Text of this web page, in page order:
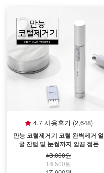
4.7 사용후기 (2,648)
만능 코털제거기 코털 완벽제거 얼
굴 잔털 및 눈썹까지 깔끔 정돈
48,000원
18,500원